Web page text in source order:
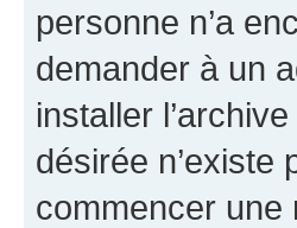
personne n’a
demander à un
installer
désirée
commencer une